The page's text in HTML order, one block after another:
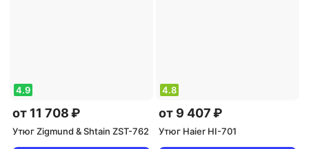
4.9
от 11 708 ₽
Утюг Zigmund & Shtain ZST-762
4.8
от 9 407 ₽
Утюг Haier HI-701